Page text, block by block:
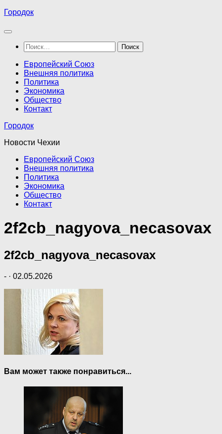
Перейти
содержимому
Городок
Найти:
Европейский Союз
Внешняя политика
Политика
Экономика
Общество
Контакт
Городок
Новости Чехии
Европейский Союз
Внешняя политика
Политика
Экономика
Общество
Контакт
2f2cb_nagyova_necasovax
2f2cb_nagyova_necasovax
- · 02.05.2026
Вам может также понравиться...